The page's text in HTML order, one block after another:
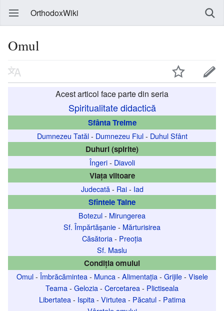
OrthodoxWiki
Omul
Acest articol face parte din seria
Spiritualitate didactică
Sfânta Treime
Dumnezeu Tatăl- Dumnezeu Fiul- Duhul Sfânt
Duhuri (spirite)
Îngeri- Diavoli
Viața viitoare
Judecată- Rai- Iad
Sfintele Taine
Botezul- Mirungerea
Sf. Împărtășanie- Mărturisirea
Căsătoria- Preoția
Sf. Maslu
Condiția omului
Omul- Îmbrăcămintea- Munca- Alimentația- Grijile- Visele
Teama- Gelozia- Cercetarea- Plictiseala
Libertatea- Ispita- Virtutea- Păcatul- Patima